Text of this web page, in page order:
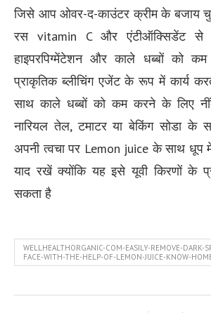
जिसे आप ओवर-द-काउंटर क्रीम के बजाय
रस vitamin C और एंटीऑक्सिडेंट से
हाइपरपिग्मेंटेशन और काले धब्बों को
प्राकृतिक ब्लीचिंग एजेंट के रूप में कार्य
साथ काले धब्बों को कम करने के लिए
नारियल तेल, टमाटर या बेकिंग सोडा के
अपनी त्वचा पर Lemon juice के साथ धूप
याद रखें क्योंकि यह इसे यूवी किरणों के
सकता है
WELLHEALTHORGANIC-COM-EASILY-REMOVE-DARK-
FACE-WITH-THE-HELP-OF-LEMON-JUICE-KNOW-